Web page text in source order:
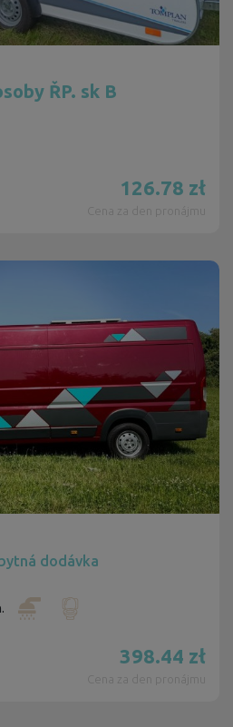
ŘP. sk B
126.78 zł
Cena za den pronájmu
dodávka
398.44 zł
Cena za den pronájmu